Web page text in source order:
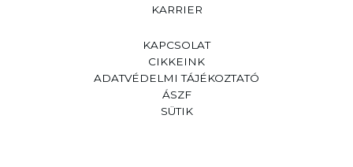
KARRIER
KAPCSOLAT
CIKKEINK
ADATVÉDELMI TÁJÉKOZTATÓ
ÁSZF
SÜTIK